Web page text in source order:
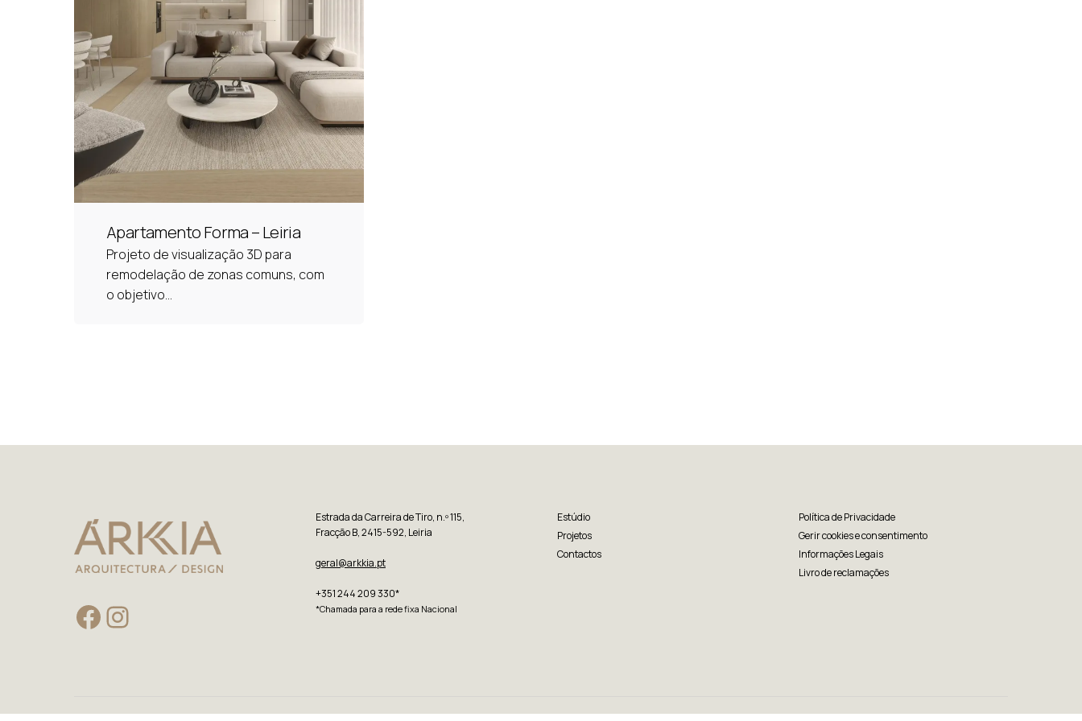
Apartamento Forma – Leiria
Projeto de visualização 3D para
remodelação de zonas comuns, com
o objetivo...
FacebookInstagram
Estrada da Carreira de Tiro, n.º 115,
Fracção B, 2415-592, Leiria
geral@arkkia.pt
+351 244 209 330*
*Chamada para a rede fixa Nacional
Estúdio
Projetos
Contactos
Política de Privacidade
Gerir cookies e consentimento
Informações Legais
Livro de reclamações